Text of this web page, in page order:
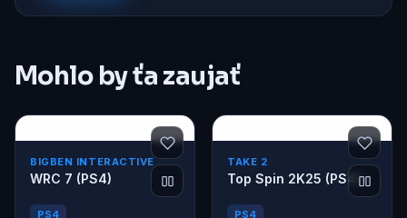
Mohlo by ťa zaujať
BIGBEN INTERACTIVE
WRC 7 (PS4)
PS4
TAKE 2
Top Spin 2K25 (PS4)
PS4